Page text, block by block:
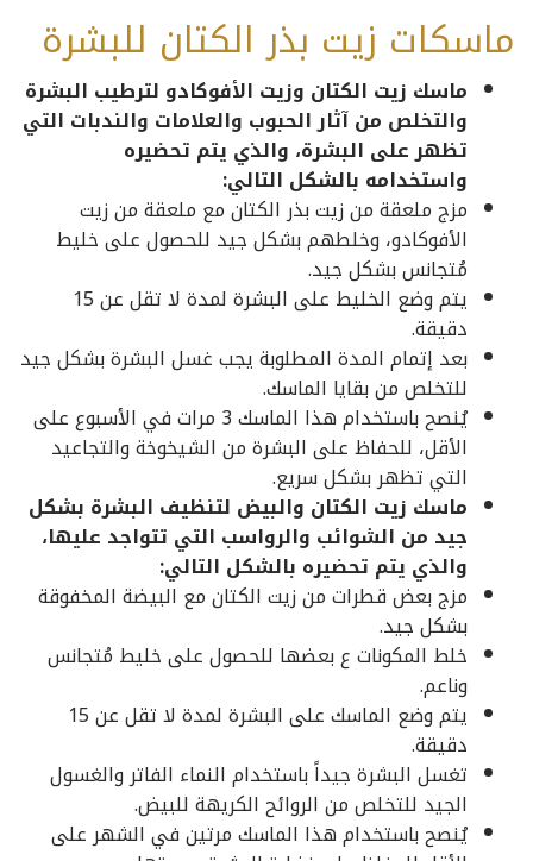
ماسكات زيت بذر الكتان للبشرة
ماسك زيت الكتان وزيت الأفوكادو لترطيب البشرة
والتخلص من آثار الحبوب والعلامات والندبات التي
تظهر على البشرة، والذي يتم تحضيره
واستخدامه بالشكل التالي:
مزج ملعقة من زيت بذر الكتان مع ملعقة من زيت
الأفوكادو، وخلطهم بشكل جيد للحصول على خليط
مُتجانس بشكل جيد.
يتم وضع الخليط على البشرة لمدة لا تقل عن 15
دقيقة.
بعد إتمام المدة المطلوبة يجب غسل البشرة بشكل جيد
للتخلص من بقايا الماسك.
يُنصح باستخدام هذا الماسك 3 مرات في الأسبوع على
الأقل، للحفاظ على البشرة من الشيخوخة والتجاعيد
التي تظهر بشكل سريع.
ماسك زيت الكتان والبيض لتنظيف البشرة بشكل
جيد من الشوائب والرواسب التي تتواجد عليها،
والذي يتم تحضيره بالشكل التالي:
مزج بعض قطرات من زيت الكتان مع البيضة المخفوقة
بشكل جيد.
خلط المكونات ع بعضها للحصول على خليط مُتجانس
وناعم.
يتم وضع الماسك على البشرة لمدة لا تقل عن 15
دقيقة.
تغسل البشرة جيداً باستخدام النماء الفاتر والغسول
الجيد للتخلص من الروائح الكريهة للبيض.
يُنصح باستخدام هذا الماسك مرتين في الشهر على